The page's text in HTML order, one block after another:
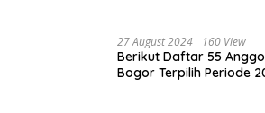
27 August 2024 160 View
Berikut Daftar 55
Bogor Terpilih Periode